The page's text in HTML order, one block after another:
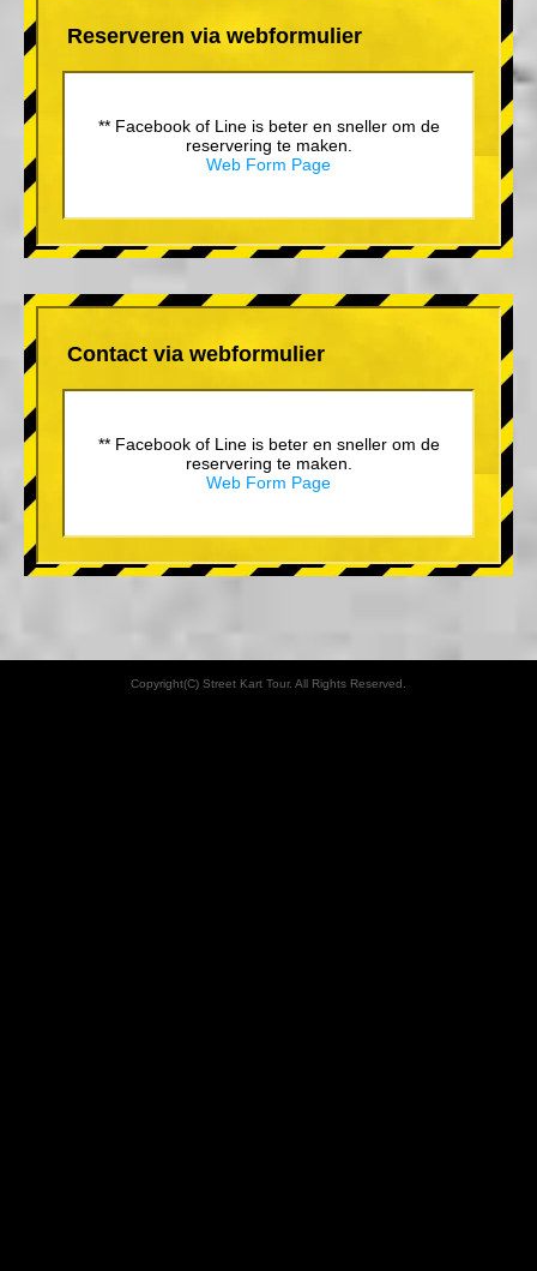
Reserveren via webformulier
** Facebook of Line is beter en sneller om de
reservering te maken.
Web Form Page
Contact via webformulier
** Facebook of Line is beter en sneller om de
reservering te maken.
Web Form Page
Copyright(C) Street Kart Tour. All Rights Reserved.